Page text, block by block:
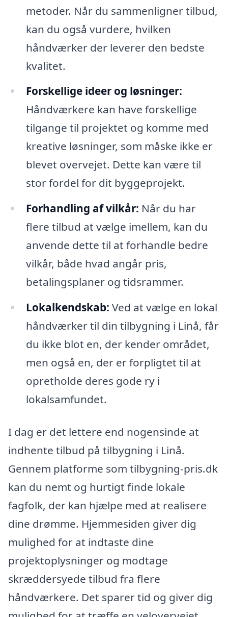
metoder. Når du sammenligner tilbud,
kan du også vurdere, hvilken
håndværker der leverer den bedste
kvalitet.
Forskellige ideer og løsninger:
Håndværkere kan have forskellige
tilgange til projektet og komme med
kreative løsninger, som måske ikke er
blevet overvejet. Dette kan være til
stor fordel for dit byggeprojekt.
Forhandling af vilkår: Når du har
flere tilbud at vælge imellem, kan du
anvende dette til at forhandle bedre
vilkår, både hvad angår pris,
betalingsplaner og tidsrammer.
Lokalkendskab: Ved at vælge en lokal
håndværker til din tilbygning i Linå, får
du ikke blot en, der kender området,
men også en, der er forpligtet til at
opretholde deres gode ry i
lokalsamfundet.
I dag er det lettere end nogensinde at
indhente tilbud på tilbygning i Linå.
Gennem platforme som tilbygning-pris.dk
kan du nemt og hurtigt finde lokale
fagfolk, der kan hjælpe med at realisere
dine drømme. Hjemmesiden giver dig
mulighed for at indtaste dine
projektoplysninger og modtage
skræddersyede tilbud fra flere
håndværkere. Det sparer tid og giver dig